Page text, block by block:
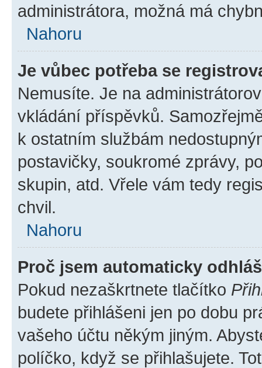
administrátora, možná má
Nahoru
Je vůbec potřeba se
Nemusíte. Je na
vkládání příspěvků.
k ostatním službám
postavičky, soukromé zprávy,
skupin, atd. Vřele vám tedy
chvil.
Nahoru
Proč jsem automaticky
Pokud nezaškrtnete tlačítko
budete přihlášeni jen po dobu
vašeho účtu někým jiným.
políčko, když se přihlašujete.